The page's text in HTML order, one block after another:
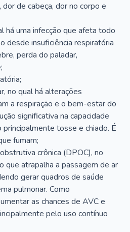
de cabeça, dor no corpo e
há uma infecção que afeta todo
desde insuficiência respiratória
perda do paladar,
no qual há alterações
a respiração e o bem-estar do
significativa na capacidade
principalmente tosse e chiado. É
fumam;
crônica (DPOC), no
que atrapalha a passagem de ar
gerar quadros de saúde
pulmonar. Como
as chances de AVC e
pelo uso contínuo